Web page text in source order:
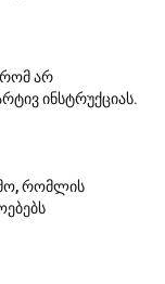
რომ არ
ინსტრუქციას.
რომლის